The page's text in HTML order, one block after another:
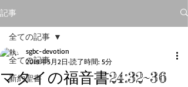
記事
全ての記事
新約聖書
全ての記事
マタイの福音書24:32~36
sgbc-devotion
2019年5月2日 読了時間: 5分